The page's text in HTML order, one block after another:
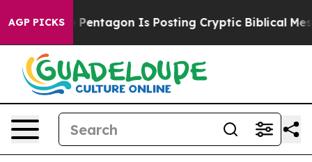
AGP PICKS
The Pentagon Is Posting Cryptic Biblical Messages